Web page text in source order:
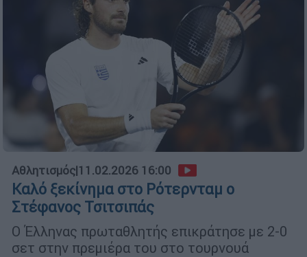
Αθλητισμός|11.02.2026 16:00
Καλό ξεκίνημα στο Ρότερνταμ ο
Στέφανος Τσιτσιπάς
Ο Έλληνας πρωταθλητής επικράτησε με 2-0
σετ στην πρεμιέρα του στο τουρνουά